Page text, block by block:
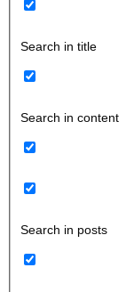
Search in title
Search in content
Search in posts